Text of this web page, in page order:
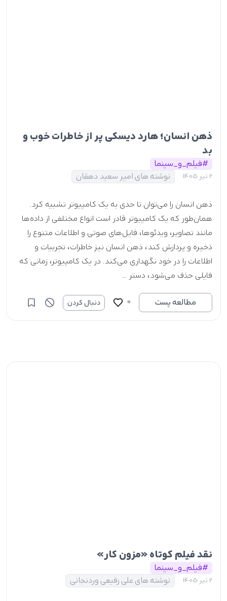
ذهن انسان؛ هارد دیسکی پر از خاطرات خوب و
بد
#فیلم_و_سینما
2 تیر 1405 نوشته های امیر سعید دهقان
ذهن انسان را می‌توان تا حدی به یک کامپیوتر تشبیه کرد.
همان‌طور که یک کامپیوتر قادر است انواع مختلفی از داده‌ها
مانند تصاویر، ویدئوها، فایل‌های صوتی و اطلاعات متنوع را
ذخیره و پردازش کند، ذهن انسان نیز خاطرات، تجربیات و
اطلاعات را در خود نگهداری می‌کند. در یک کامپیوتر، زمانی که
فایلی حذف می‌شود، دستر ...
مطالعه پست
0 دنبال کردن
نقد فیلم کوتاه «مزون کار»
#فیلم_و_سینما
2 تیر 1405 نوشته های علی رفیعی وردنجانی